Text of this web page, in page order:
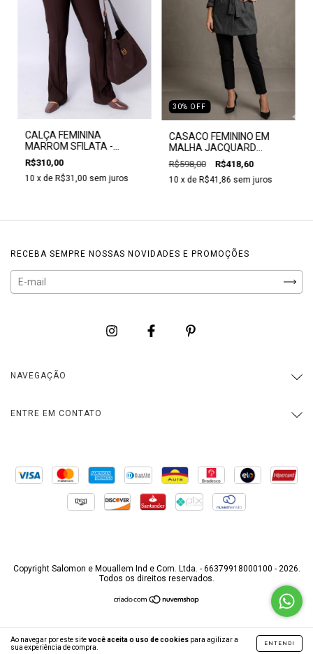
Ao navegar por este sitevocê aceita o uso de cookies para agilizar a
sua experiência de compra.
ENTENDI
CALÇA FEMININA
MARROM SFILATA -
CLARA ASSIS
R$310,00
10 x de R$31,00 sem juros
30% OFF
CASACO FEMININO EM
MALHA JACQUARD
FORRADO E COM CINTO -
CLARA ASSIS
R$598,00 R$418,60
10 x de R$41,86 sem juros
RECEBA SEMPRE NOSSAS NOVIDADES E PROMOÇÕES
NAVEGAÇÃO
ENTRE EM CONTATO
Copyright Salomon e Mouallem Ind e Com. Ltda. - 66379918000100 - 2026.
Todos os direitos reservados.